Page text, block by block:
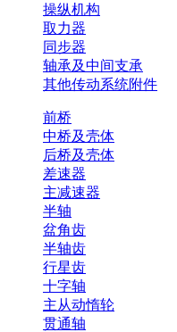
操纵机构
取力器
同步器
轴承及中间支承
其他传动系统附件
前桥
中桥及壳体
后桥及壳体
差速器
主减速器
半轴
盆角齿
半轴齿
行星齿
十字轴
主从动惰轮
贯通轴